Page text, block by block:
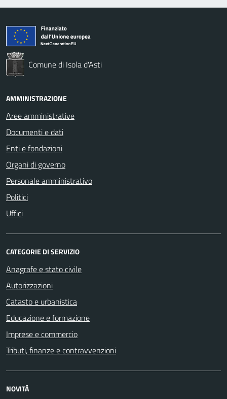
Comune di Isola d'Asti
AMMINISTRAZIONE
Aree amministrative
Documenti e dati
Enti e fondazioni
Organi di governo
Personale amministrativo
Politici
Uffici
CATEGORIE DI SERVIZIO
Anagrafe e stato civile
Autorizzazioni
Catasto e urbanistica
Educazione e formazione
Imprese e commercio
Tributi, finanze e contravvenzioni
NOVITÀ